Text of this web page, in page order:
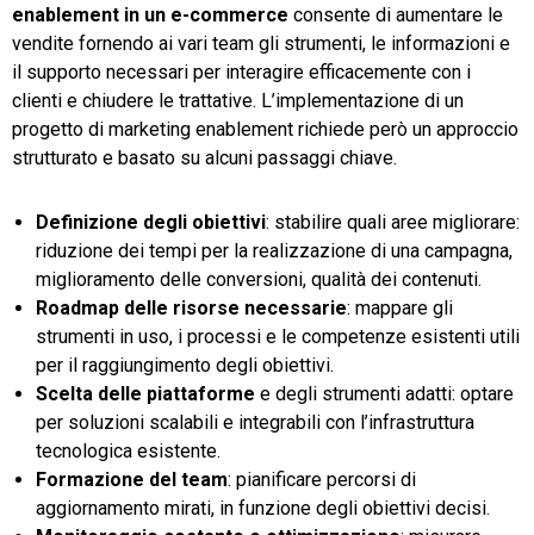
enablement in un e-commerce consente di aumentare le
vendite fornendo ai vari team gli strumenti, le informazioni e
il supporto necessari per interagire efficacemente con i
clienti e chiudere le trattative. L’implementazione di un
progetto di marketing enablement richiede però un approccio
strutturato e basato su alcuni passaggi chiave.
Definizione degli obiettivi: stabilire quali aree migliorare:
riduzione dei tempi per la realizzazione di una campagna,
miglioramento delle conversioni, qualità dei contenuti.
Roadmap delle risorse necessarie: mappare gli
strumenti in uso, i processi e le competenze esistenti utili
per il raggiungimento degli obiettivi.
Scelta delle piattaforme e degli strumenti adatti: optare
per soluzioni scalabili e integrabili con l’infrastruttura
tecnologica esistente.
Formazione del team: pianificare percorsi di
aggiornamento mirati, in funzione degli obiettivi decisi.